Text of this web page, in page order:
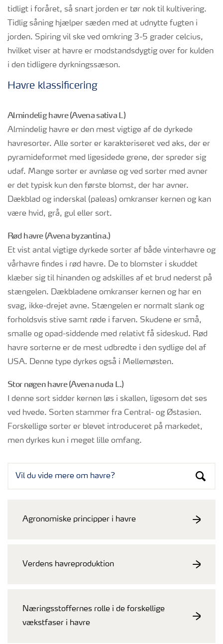
tidligt i foråret, så snart jorden er tør nok til kultivering.
Tidlig såning hjælper sæden med at udnytte fugten i
jorden. Spiring vil ske ved omkring 3-5 grader celcius,
hvilket viser at havre er modstandsdygtig over for kulden
i den tidligere dyrkningssæson.
Havre klassificering
Almindelig havre (Avena sativa L)
Almindelig havre er den mest vigtige af de dyrkede
havresorter. Alle sorter er karakteriseret ved aks, der er
pyramideformet med ligesidede grene, der spreder sig
udaf. Mange sorter er avnløse og ved sorter med avner
er det typisk kun den første blomst, der har avner.
Dækblad og inderskal (paleas) omkranser kernen og kan
være hvid, grå, gul eller sort.
Rød havre (Avena byzantina.)
Et vist antal vigtige dyrkede sorter af både vinterhavre og
vårhavre findes i rød havre. De to blomster i skuddet
klæber sig til hinanden og adskilles af et brud nederst på
stængelen. Dækbladene omkranser kernen og har en
svag, ikke-drejet avne. Stængelen er normalt slank og
forholdsvis stive samt røde i farven. Skudene er små,
smalle og opad-siddende med relativt få sideskud. Rød
havre sorterne er de mest udbredte i den sydlige del af
USA. Denne type dyrkes også i Mellemøsten.
Stor nøgen havre (Avena nuda L.)
I denne sort sidder kernen løs i skallen, ligesom det ses
ved hvede. Sorten stammer fra Central- og Østasien.
Forskellige sorter er blevet introduceret på markedet,
men dyrkes kun i meget lille omfang.
Agronomiske principper i havre
Verdens havreproduktion
Næringsstoffernes rolle i de forskellige
vækstfaser i havre